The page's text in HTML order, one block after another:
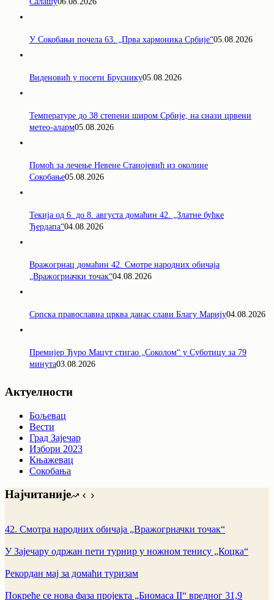
У Сокобањи почела 63. „Прва хармоника Србије“05.08.2026
Виденовић у посети Бруснику05.08.2026
Температуре до 38 степени широм Србије, на снази црвени
метео-аларм05.08.2026
Помоћ за лечење Невене Станојевић из околине
Сокобање05.08.2026
Текија од 6. до 8. августа домаћин 42. „Златне бућке
Ђердапа“04.08.2026
Вражогрнац домаћин 42. Смотре народних обичаја
„Вражогрначки точак“04.08.2026
Српска православна црква данас слави Благу Марију04.08.2026
Премијер Ђуро Мацут стигао „Соколом“ у Суботицу за 79
минута03.08.2026
Актуелности
Бољевац
Вести
Град Зајечар
Избори 2023
Књажевац
Сокобања
Најчитаније
42. Смотра народних обичаја „Вражогрначки точак“
У Зајечару одржан пети турнир у ножном тенису „Коцка“
Рекордан мај за домаћи туризам
Покреће се нова фаза пројекта „Биомаса II“ вредног 31,9